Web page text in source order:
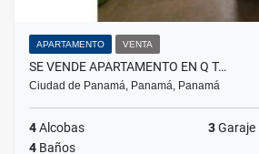
APARTAMENTO VENTA
SE VENDE APARTAMENTO EN Q T…
Ciudad de Panamá, Panamá, Panamá
4Alcobas 3Garaje
4 Baños